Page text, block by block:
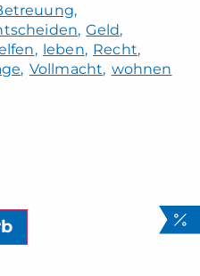
Geld
leben Recht
Vollmacht wohnen